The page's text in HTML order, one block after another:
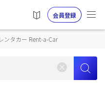
会員登録
ンタカー Rent-a-Car